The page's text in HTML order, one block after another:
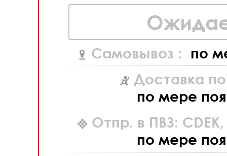
Самовывоз : по
Доставка
по мере
Отпр. в ПВЗ: CDEK,
по мере